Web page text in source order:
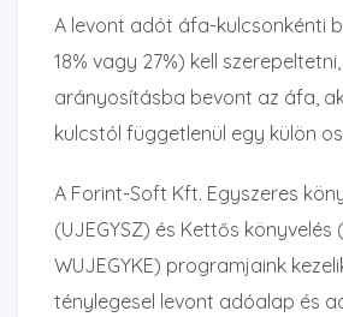
A levont adót áfa-kulcsonkénti
18% vagy 27%) kell szerepeltetni,
arányosításba bevont az áfa,
kulcstól függetlenül egy külön
A Forint-Soft Kft. Egyszeres
(UJEGYSZ) és Kettős könyvelés
WUJEGYKE) programjaink
ténylegesel levont adóalap és